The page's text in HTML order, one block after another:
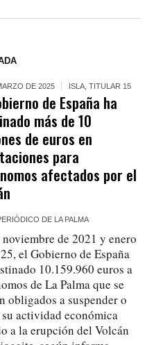
DE 2025 ISLA ,TITULAR 15
de España ha
más de 10
de euros en
para
afectados por el
DE LA PALMA
de 2021 y enero
el Gobierno de España
10.159.960 euros a
de La Palma que se
obligados a suspender o
su actividad económica
a la erupción del Volcán